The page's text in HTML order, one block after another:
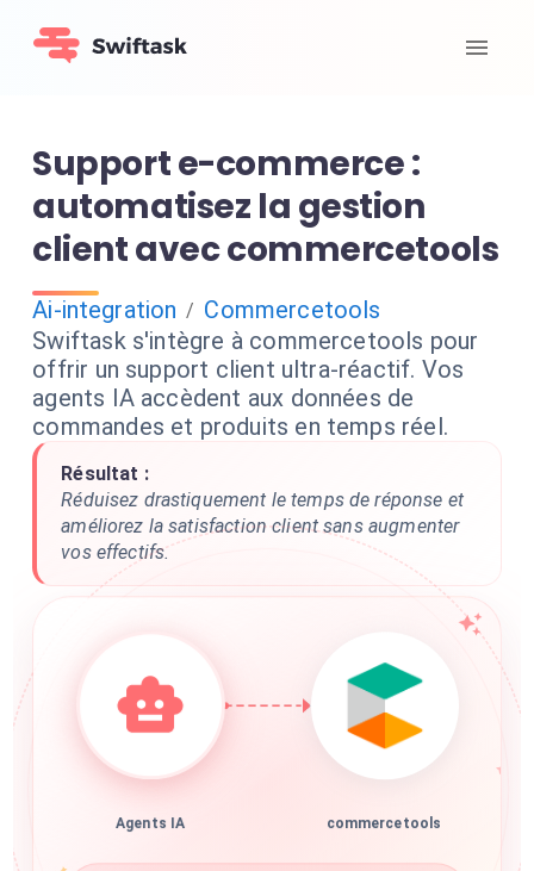
Support e-commerce :
automatisez la gestion
client avec commercetools
Ai-integration / Commercetools
Swiftask s'intègre à commercetools pour
offrir un support client ultra-réactif. Vos
agents IA accèdent aux données de
commandes et produits en temps réel.
Résultat :
Réduisez drastiquement le temps de réponse et
améliorez la satisfaction client sans augmenter
vos effectifs.
Agents IA commercetools